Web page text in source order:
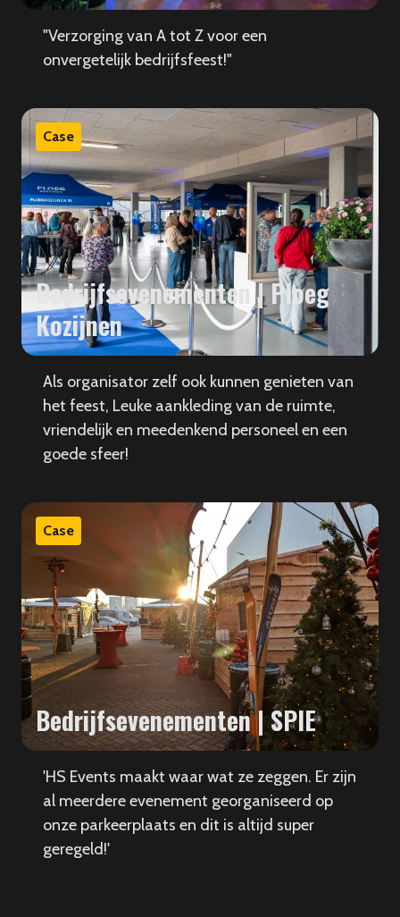
"Verzorging van A tot Z voor een
onvergetelijk bedrijfsfeest!"
Case
Bedrijfsevenementen | Ploeg
Kozijnen
Als organisator zelf ook kunnen genieten van
het feest, Leuke aankleding van de ruimte,
vriendelijk en meedenkend personeel en een
goede sfeer!
Case
Bedrijfsevenementen | SPIE
'HS Events maakt waar wat ze zeggen. Er zijn
al meerdere evenement georganiseerd op
onze parkeerplaats en dit is altijd super
geregeld!'